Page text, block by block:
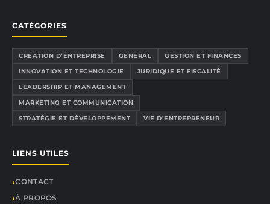
CATÉGORIES
CRÉATION D’ENTREPRISE GENERAL
GESTION ET FINANCES
INNOVATION ET TECHNOLOGIE
JURIDIQUE ET FISCALITÉ
LEADERSHIP ET MANAGEMENT
MARKETING ET COMMUNICATION
STRATÉGIE ET DÉVELOPPEMENT
VIE D’ENTREPRENEUR
LIENS UTILES
CONTACT
À PROPOS